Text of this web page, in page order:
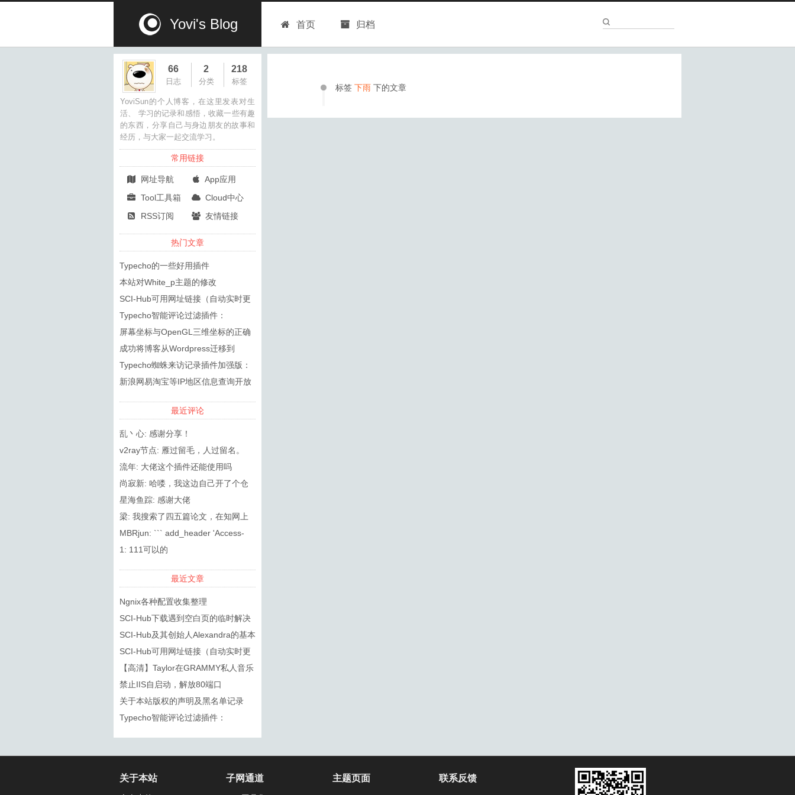
Yovi's Blog 首页 归档
标签 下雨 下的文章
66
日志
2
分类
218
标签
YoviSun的个人博客，在这里发表对生
活、 学习的记录和感悟，收藏一些有趣
的东西，分享自己与身边朋友的故事和
经历，与大家一起交流学习。
常用链接
网址导航
App应用
Tool工具箱
Cloud中心
RSS订阅
友情链接
热门文章
Typecho的一些好用插件
本站对White_p主题的修改
SCI-Hub可用网址链接（自动实时更
新）
Typecho智能评论过滤插件：
SmartSpam
屏幕坐标与OpenGL三维坐标的正确
转换
成功将博客从Wordpress迁移到
Typecho
Typecho蜘蛛来访记录插件加强版：
RobotsPlus
新浪网易淘宝等IP地区信息查询开放
最近评论
乱丶心: 感谢分享！
v2ray节点: 雁过留毛，人过留名。
流年: 大佬这个插件还能使用吗
尚寂新: 哈喽，我这边自己开了个仓
库，然后更新了2.8.0（在PHP8.0...
星海鱼踪: 感谢大佬
梁: 我搜索了四五篇论文，在知网上
复制的标题，DOI都无法搜索到
MBRjun: ``` add_header 'Access-
Control-...
1: 111可以的
最近文章
Ngnix各种配置收集整理
SCI-Hub下载遇到空白页的临时解决
方法
SCI-Hub及其创始人Alexandra的基本
信息
SCI-Hub可用网址链接（自动实时更
新）
【高清】Taylor在GRAMMY私人音乐
会上的几首歌
禁止IIS自启动，解放80端口
关于本站版权的声明及黑名单记录
Typecho智能评论过滤插件：
关于本站 子网通道 主题页面 联系反馈